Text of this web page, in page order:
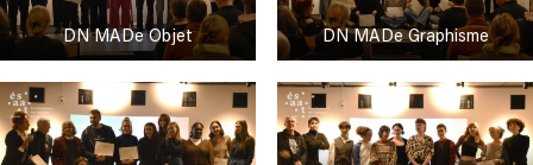
DN MADe Objet DN MADe Graphisme